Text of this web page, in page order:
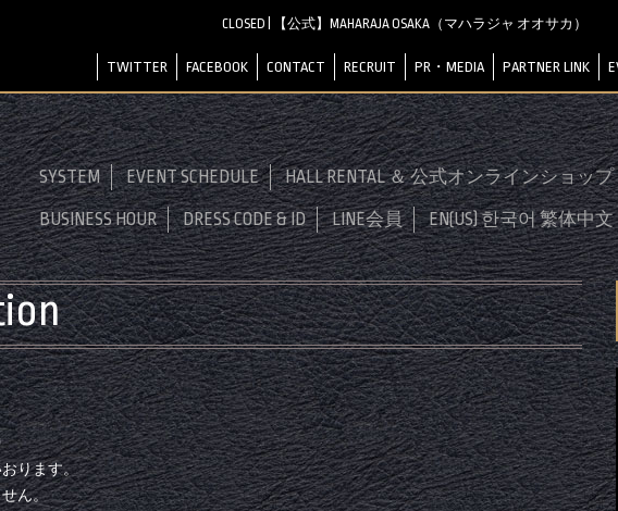
CLOSED | 【公式】MAHARAJA OSAKA（マハラジャ オオサカ）
TWITTER FACEBOOK CONTACT RECRUIT PR・MEDIA PARTNER LINK
SYSTEM EVENT SCHEDULE HALL RENTAL ＆ 公式オンラインショップ
BUSINESS HOUR DRESS CODE & ID LINE会員 EN(US) 한국어 繁体中文
ります。
ん。